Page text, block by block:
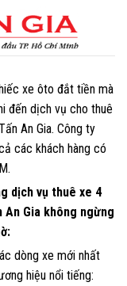
xe ôto đắt tiền mà
đến dịch vụ cho thuê
An Gia. Công ty
các khách hàng có
dịch vụ thuê xe 4
An Gia không ngừng
dòng xe mới nhất
hiệu nổi tiếng: